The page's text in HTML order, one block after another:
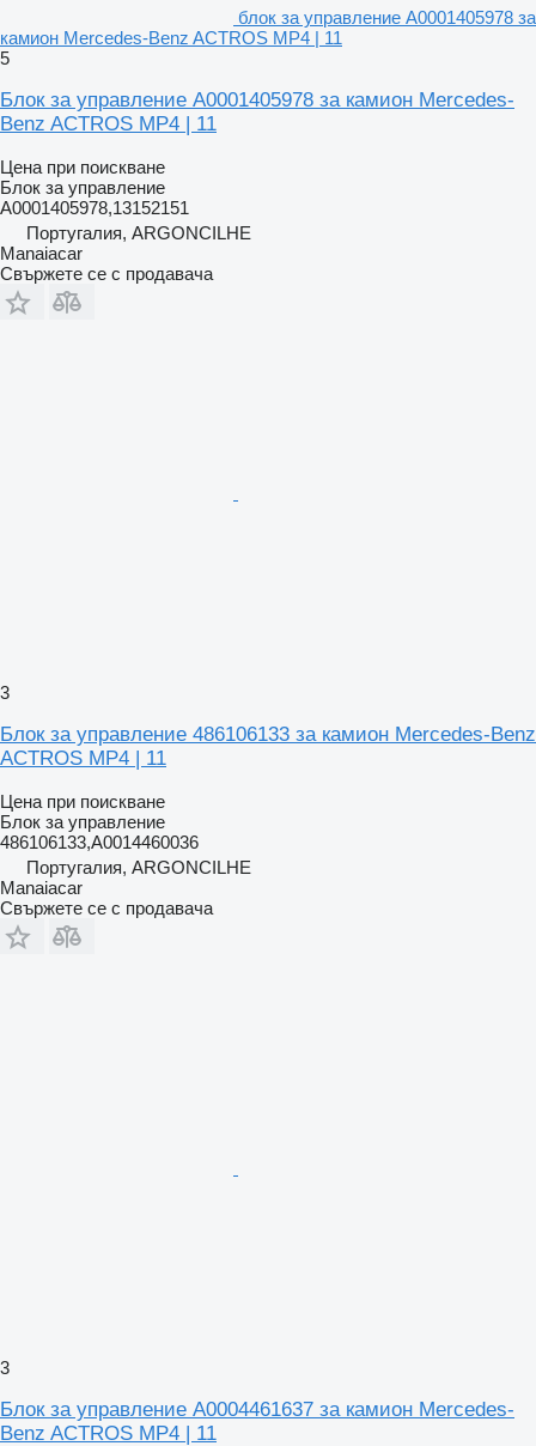
блок за управление A0001405978 за
камион Mercedes-Benz ACTROS MP4 | 11
5
Блок за управление A0001405978 за камион Mercedes-
Benz ACTROS MP4 | 11
Цена при поискване
Блок за управление
A0001405978,13152151
Португалия, ARGONCILHE
Manaiacar
Свържете се с продавача
3
Блок за управление 486106133 за камион Mercedes-Benz
ACTROS MP4 | 11
Цена при поискване
Блок за управление
486106133,A0014460036
Португалия, ARGONCILHE
Manaiacar
Свържете се с продавача
3
Блок за управление A0004461637 за камион Mercedes-
Benz ACTROS MP4 | 11